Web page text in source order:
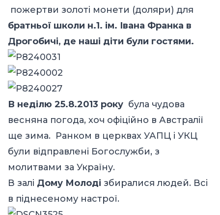
пожертви золоті монети (доляри) для
братньої школи н.1. ім. Івана Франка в
Дрогобичі, де наші діти були гостями.
В неділю 25.8.2013 року була чудова
весняна погода, хоч офіційно в Австралії
ще зима. Ранком в церкваx УАПЦ і УКЦ
були відправлені Богослужби, з
мoлитвами за Україну.
В залі Дому Молоді збиралися людей. Всі
в піднесеному настрої.